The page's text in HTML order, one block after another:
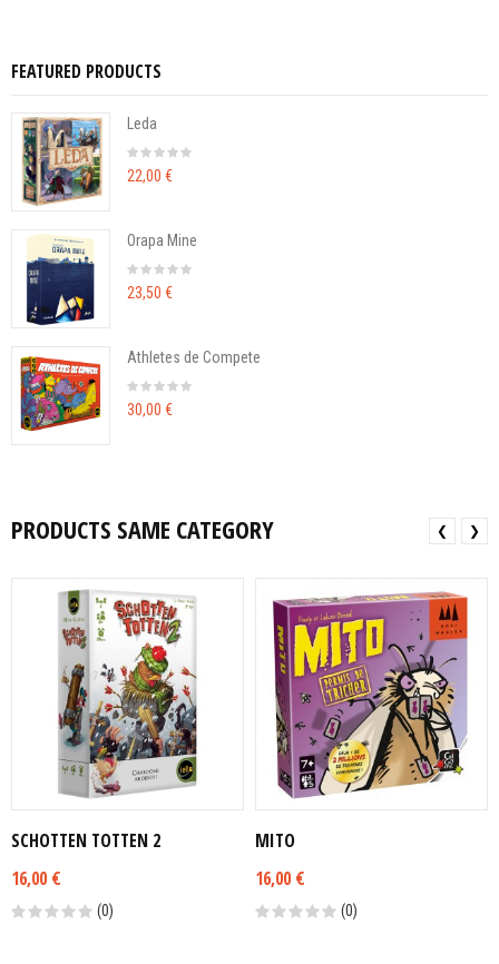
FEATURED PRODUCTS
Leda
22,00 €
Orapa Mine
23,50 €
Athletes de Compete
30,00 €
PRODUCTS SAME CATEGORY
SCHOTTEN TOTTEN 2
16,00 €
(0)
MITO
16,00 €
(0)
❮ ❯